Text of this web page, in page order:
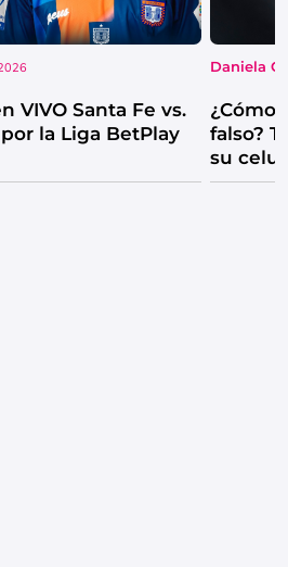
VIVO Santa Fe vs.
la Liga BetPlay
Daniela
¿Cómo
falso?
su